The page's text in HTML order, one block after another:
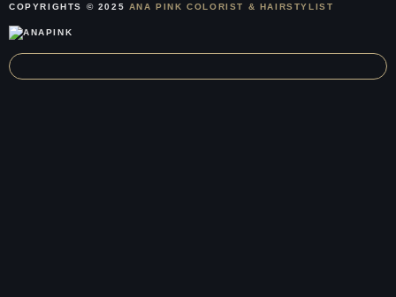
COPYRIGHTS © 2025 ANA PINK COLORIST & HAIRSTYLIST